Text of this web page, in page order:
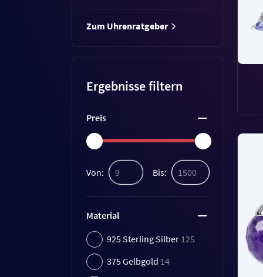
Zum Uhrenratgeber
Ergebnisse filtern
Preis
Von: Bis:
Material
925 Sterling Silber 125
375 Gelbgold 14